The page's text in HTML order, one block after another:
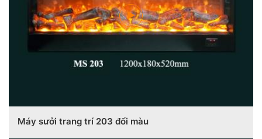
Máy sưởi trang trí 203 đổi màu